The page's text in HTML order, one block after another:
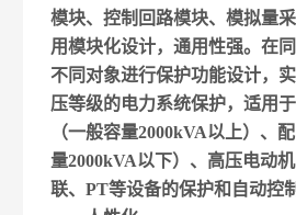
模块、控制回路模块、模拟量
用模块化设计，通用性强。在
不同对象进行保护功能设计，
压等级的电力系统保护，适用
（一般容量2000kVA以上）、
量2000kVA以下）、高压电动
联、PT等设备的保护和自动控